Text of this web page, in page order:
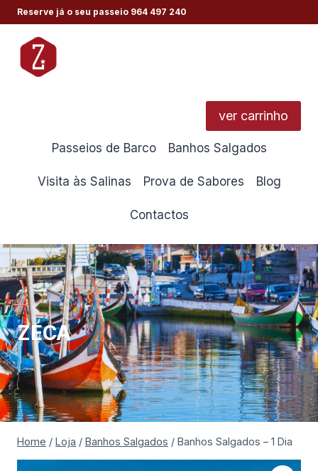
Skip
to
content
Reserve já o seu passeio 964 497 240
ver carrinho
Passeios de Barco Banhos Salgados
Visita às Salinas Prova de Sabores Blog
Contactos
ZECA
Home / Loja / Banhos Salgados / Banhos Salgados – 1 Dia